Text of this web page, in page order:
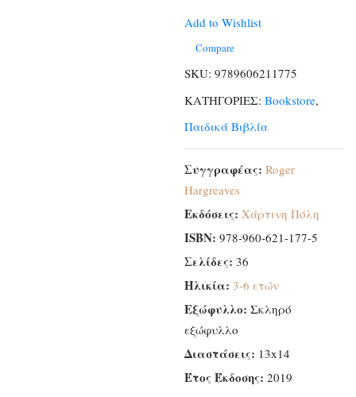
και
το
χριστουγεννιάτικο
ποσότητα
Add to Wishlist
Compare
SKU: 9789606211775
ΚΑΤΗΓΟΡΙΕΣ: Bookstore,
Παιδικά Βιβλία
Συγγραφέας: Roger
Hargreaves
Εκδόσεις: Χάρτινη Πόλη
ISBN: 978-960-621-177-5
Σελίδες: 36
Ηλικία: 3-6 ετών
Εξώφυλλο: Σκληρό
εξώφυλλο
Διαστάσεις: 13x14
Έτος Έκδοσης: 2019